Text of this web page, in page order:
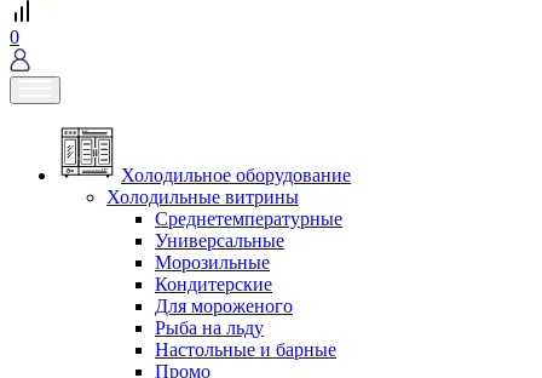
0
Холодильное оборудование
Холодильные витрины
Среднетемпературные
Универсальные
Морозильные
Кондитерские
Для мороженого
Рыба на льду
Настольные и барные
Промо